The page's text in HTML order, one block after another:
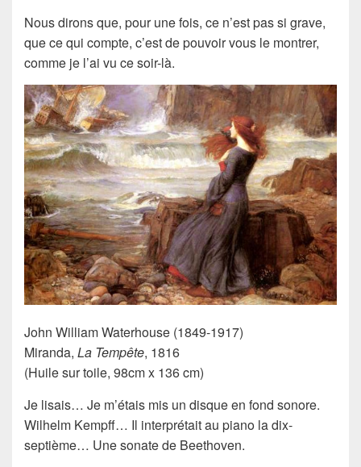
Nous dirons que, pour une fois, ce n’est pas si grave,
que ce qui compte, c’est de pouvoir vous le montrer,
comme je l’ai vu ce soir-là.
John WilliamWaterhouse (1849-1917)
Miranda, La Tempête, 1816
(Huile sur toile, 98cm x 136 cm)
Je lisais… Je m’étais mis un disque en fond sonore.
Wilhelm Kempff… Il interprétait au piano la dix-
septième… Une sonate de Beethoven.